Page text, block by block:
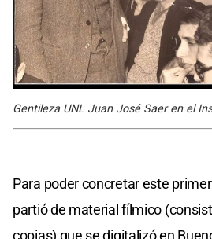
Gentileza UNL Juan José Saer en el
Para poder concretar este
partió de material fílmico
copias) que se digitalizó en